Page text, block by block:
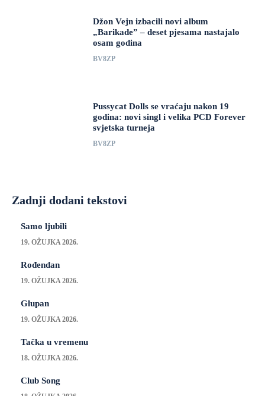
Džon Vejn izbacili novi album
„Barikade” – deset pjesama nastajalo
osam godina
BV8ZP
Pussycat Dolls se vraćaju nakon 19
godina: novi singl i velika PCD Forever
svjetska turneja
BV8ZP
Zadnji dodani tekstovi
Samo ljubili
19. OŽUJKA 2026.
Rođendan
19. OŽUJKA 2026.
Glupan
19. OŽUJKA 2026.
Tačka u vremenu
18. OŽUJKA 2026.
Club Song